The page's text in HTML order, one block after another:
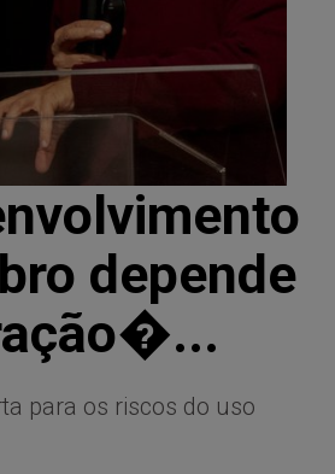
depende
para os riscos do uso